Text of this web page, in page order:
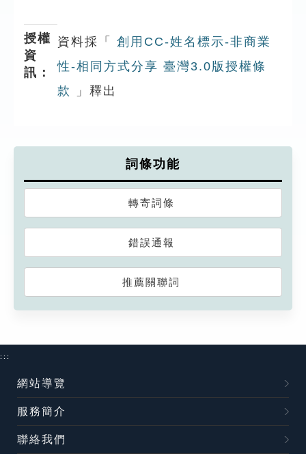
授權
資
訊：
資料採「
創用CC-姓名標示-非商業
性-相同方式分享 臺灣3.0版授權條
款
」釋出
詞條功能
轉寄詞條
錯誤通報
推薦關聯詞
:::
網站導覽
服務簡介
聯絡我們